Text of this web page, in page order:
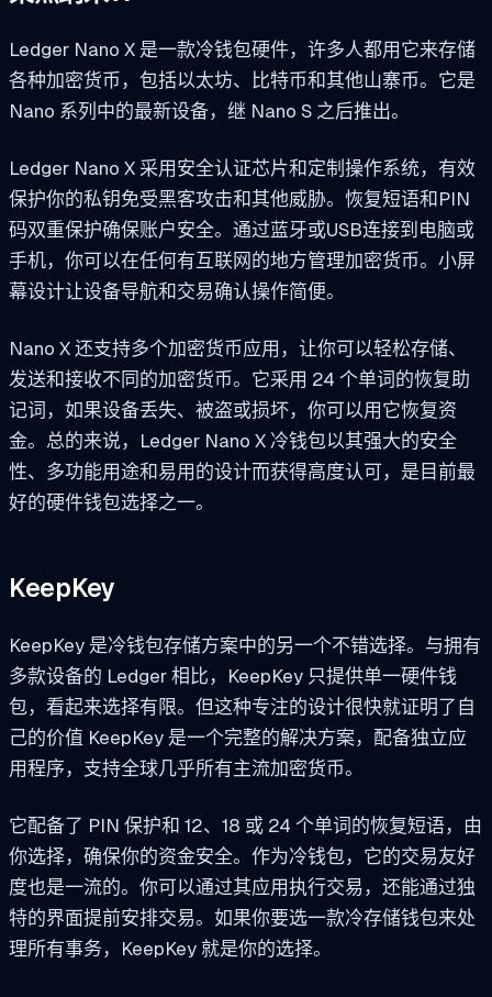
Ledger Nano X 是一款冷钱包硬件，许多人都用它来存储
各种加密货币，包括以太坊、比特币和其他山寨币。它是
Nano 系列中的最新设备，继 Nano S 之后推出。
Ledger Nano X 采用安全认证芯片和定制操作系统，有效
保护你的私钥免受黑客攻击和其他威胁。恢复短语和PIN
码双重保护确保账户安全。通过蓝牙或USB连接到电脑或
手机，你可以在任何有互联网的地方管理加密货币。小屏
幕设计让设备导航和交易确认操作简便。
Nano X 还支持多个加密货币应用，让你可以轻松存储、
发送和接收不同的加密货币。它采用 24 个单词的恢复助
记词，如果设备丢失、被盗或损坏，你可以用它恢复资
金。总的来说，Ledger Nano X 冷钱包以其强大的安全
性、多功能用途和易用的设计而获得高度认可，是目前最
好的硬件钱包选择之一。
KeepKey
KeepKey 是冷钱包存储方案中的另一个不错选择。与拥有
多款设备的 Ledger 相比，KeepKey 只提供单一硬件钱
包，看起来选择有限。但这种专注的设计很快就证明了自
己的价值 KeepKey 是一个完整的解决方案，配备独立应
用程序，支持全球几乎所有主流加密货币。
它配备了 PIN 保护和 12、18 或 24 个单词的恢复短语，由
你选择，确保你的资金安全。作为冷钱包，它的交易友好
度也是一流的。你可以通过其应用执行交易，还能通过独
特的界面提前安排交易。如果你要选一款冷存储钱包来处
理所有事务，KeepKey 就是你的选择。